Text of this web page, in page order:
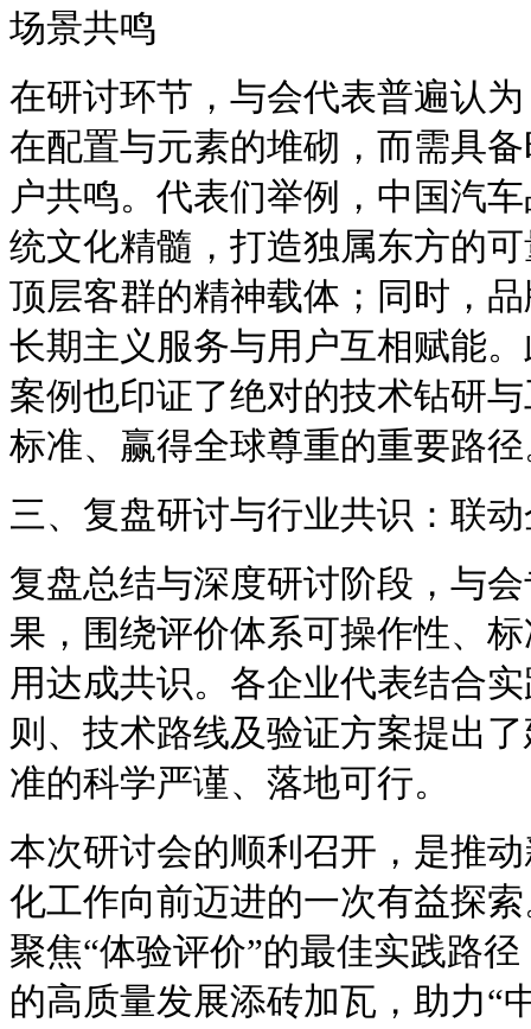
场景共鸣
在研讨环节，与会代表普遍认
在配置与元素的堆砌，而需具
户共鸣。代表们举例，中国汽
统文化精髓，打造独属东方的
顶层客群的精神载体；同时，
长期主义服务与用户互相赋能
案例也印证了绝对的技术钻研
标准、赢得全球尊重的重要路
三、复盘研讨与行业共识：联
复盘总结与深度研讨阶段，与
果，围绕评价体系可操作性、
用达成共识。各企业代表结合
则、技术路线及验证方案提出
准的科学严谨、落地可行。
本次研讨会的顺利召开，是推
化工作向前迈进的一次有益探
聚焦“体验评价”的最佳实践路
的高质量发展添砖加瓦，助力“